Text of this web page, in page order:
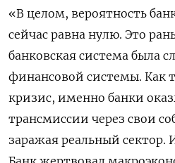
«В целом, вероятность
сейчас равна нулю. Это
банковская система была
финансовой системы. Как
кризис, именно банки
трансмиссии через свои
заражая реальный сектор.